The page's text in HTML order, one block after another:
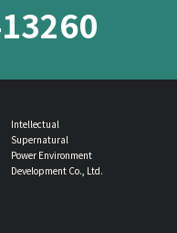
Intellectual
Supernatural
Power Environment
Development Co., Ltd.